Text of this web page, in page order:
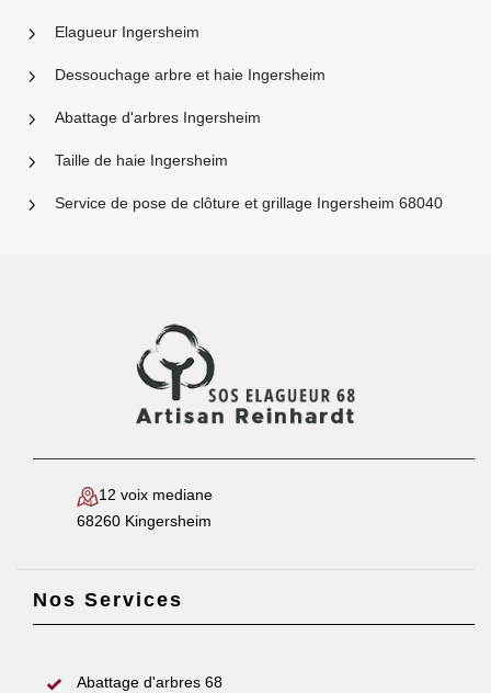
Elagueur Ingersheim
Dessouchage arbre et haie Ingersheim
Abattage d'arbres Ingersheim
Taille de haie Ingersheim
Service de pose de clôture et grillage Ingersheim 68040
12 voix mediane
68260 Kingersheim
Nos Services
Abattage d'arbres 68